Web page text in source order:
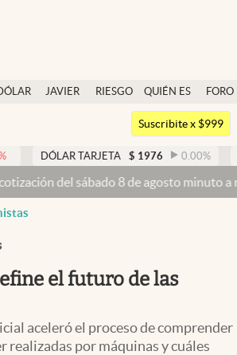
JAVIER
RIESGO
QUIÉN ES
QUIÉN
FORO
Argentina
México
Suscribite x $999
TARJETA $ 1976 0.00% DÓLAR
del sábado 8 de agosto minuto a minuto
el futuro de las
aceleró el proceso de comprender
realizadas por máquinas y cuáles